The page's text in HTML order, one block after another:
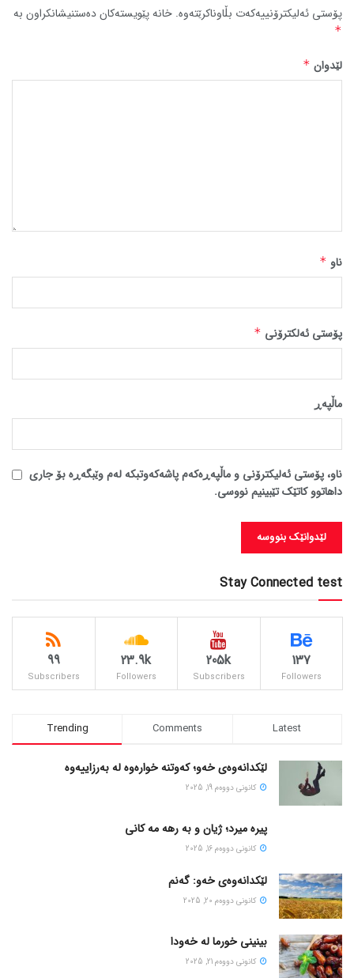
پۆستی ئەلیکترۆنییەکەت بڵاوناکرێتەوە. خانە پێویستەکان دەستنیشانکراون بە
*
لێدوان *
ناو *
پۆستی ئەلکترۆنی *
ماڵپه‌ڕ
ناو، پۆستی ئەلیکترۆنی و ماڵپەڕەکەم پاشەکەوتبکە لەم وێبگەڕە بۆ جاری
داهاتوو کاتێک تێبینیم نووسی.
Stay Connected test
137
Followers
205k
Subscribers
23.9k
Followers
99
Subscribers
Trending Comments Latest
لێکدانەوەی خەو؛ کەوتنە خوارەوە لە بەرزاییەوە
كانونی دووه‌م 19, 2025
پیره میرد؛ ژیان و به رهه مه کانی
كانونی دووه‌م 16, 2025
لێکدانەوەی خەو: گەنم
كانونی دووه‌م 20, 2025
بینینی خورما لە خەودا
كانونی دووه‌م 21, 2025